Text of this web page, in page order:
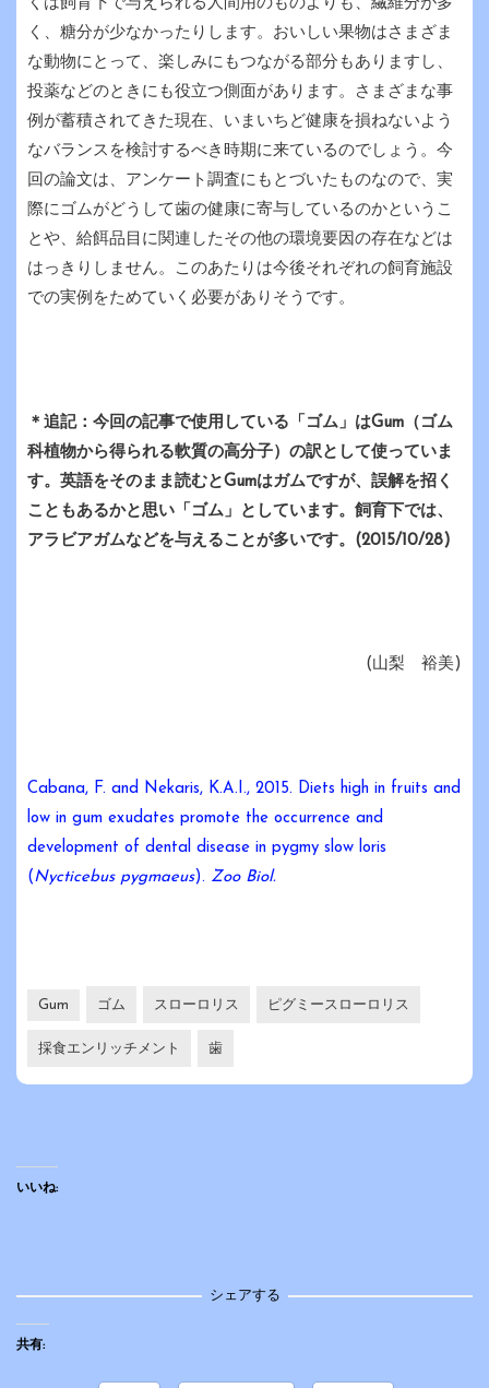
くは飼育下で与えられる人間用のものよりも、繊維分が多
く、糖分が少なかったりします。おいしい果物はさまざま
な動物にとって、楽しみにもつながる部分もありますし、
投薬などのときにも役立つ側面があります。さまざまな事
例が蓄積されてきた現在、いまいちど健康を損ねないよう
なバランスを検討するべき時期に来ているのでしょう。今
回の論文は、アンケート調査にもとづいたものなので、実
際にゴムがどうして歯の健康に寄与しているのかというこ
とや、給餌品目に関連したその他の環境要因の存在などは
はっきりしません。このあたりは今後それぞれの飼育施設
での実例をためていく必要がありそうです。
＊追記：今回の記事で使用している「ゴム」はGum（ゴム
科植物から得られる軟質の高分子）の訳として使っていま
す。英語をそのまま読むとGumはガムですが、誤解を招く
こともあるかと思い「ゴム」としています。飼育下では、
アラビアガムなどを与えることが多いです。(2015/10/28)
(山梨 裕美)
Cabana, F. and Nekaris, K.A.I., 2015. Diets high in fruits and
low in gum exudates promote the occurrence and
development of dental disease in pygmy slow loris
( Nycticebus pygmaeus). Zoo Biol.
Gum ゴム スローロリス ピグミースローロリス
採食エンリッチメント 歯
いいね:
シェアする
共有: